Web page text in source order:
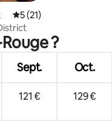
: 4,92 sur 5
Évaluation moyenne
5 (21)
?
Sept. Oct.
121 € 129 €